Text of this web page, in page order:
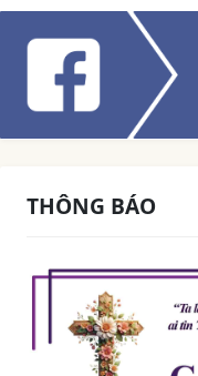
THÔNG BÁO